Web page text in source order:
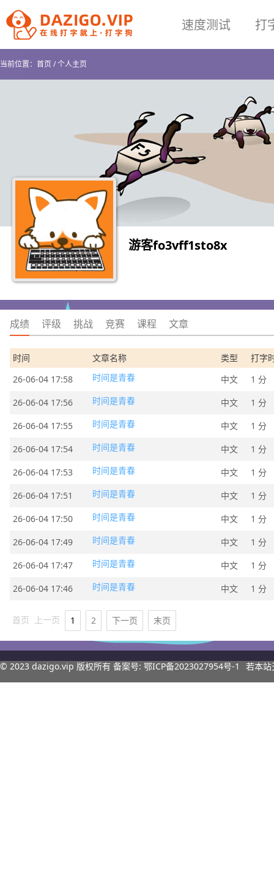
速度测试 打
当前位置： 首页/个人主页
游客fo3vff1sto8x
成绩 评级 挑战 竞赛 课程 文章
时间 文章名称 类型
打字
26-06-04 17:58
时间是青春 中文
1 分
26-06-04 17:56
时间是青春 中文
1 分
26-06-04 17:55
时间是青春 中文
1 分
26-06-04 17:54
时间是青春 中文
1 分
26-06-04 17:53
时间是青春 中文
1 分
26-06-04 17:51
时间是青春 中文
1 分
26-06-04 17:50
时间是青春 中文
1 分
26-06-04 17:49
时间是青春 中文
1 分
26-06-04 17:47
时间是青春 中文
1 分
26-06-04 17:46
时间是青春 中文 1 分
首页 上一页 1 2 下一页 末页
© 2023 dazigo.vip 版权所有 备案号: 鄂ICP备2023027954号-1 若本